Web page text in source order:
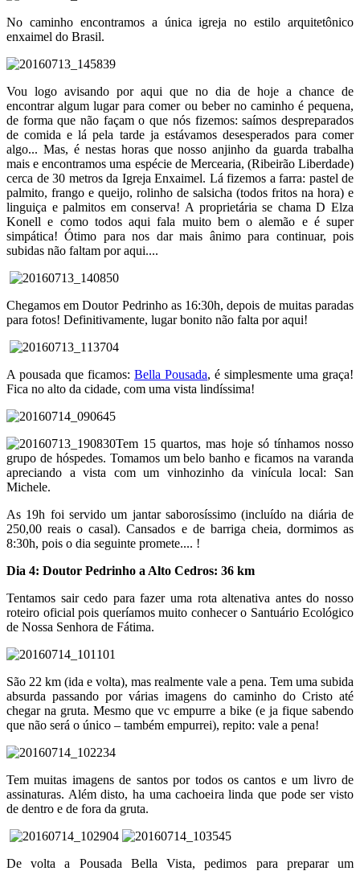
No caminho encontramos a única igreja no estilo arquitetônico
enxaimel do Brasil.
Vou logo avisando por aqui que no dia de hoje a chance de
encontrar algum lugar para comer ou beber no caminho é pequena,
de forma que não façam o que nós fizemos: saímos despreparados
de comida e lá pela tarde ja estávamos desesperados para comer
algo... Mas, é nestas horas que nosso anjinho da guarda trabalha
mais e encontramos uma espécie de Mercearia, (Ribeirão Liberdade)
cerca de 30 metros da Igreja Enxaimel. Lá fizemos a farra: pastel de
palmito, frango e queijo, rolinho de salsicha (todos fritos na hora) e
linguiça e palmitos em conserva! A proprietária se chama D Elza
Konell e como todos aqui fala muito bem o alemão e é super
simpática! Ótimo para nos dar mais ânimo para continuar, pois
subidas não faltam por aqui....
Chegamos em Doutor Pedrinho as 16:30h, depois de muitas paradas
para fotos! Definitivamente, lugar bonito não falta por aqui!
A pousada que ficamos: Bella Pousada, é simplesmente uma graça!
Fica no alto da cidade, com uma vista lindíssima!
Tem 15 quartos, mas hoje só tínhamos nosso
grupo de hóspedes. Tomamos um belo banho e ficamos na varanda
apreciando a vista com um vinhozinho da vinícula local: San
Michele.
As 19h foi servido um jantar saborosíssimo (incluído na diária de
250,00 reais o casal). Cansados e de barriga cheia, dormimos as
8:30h, pois o dia seguinte promete.... !
Dia 4: Doutor Pedrinho a Alto Cedros: 36 km
Tentamos sair cedo para fazer uma rota altenativa antes do nosso
roteiro oficial pois queríamos muito conhecer o Santuário Ecológico
de Nossa Senhora de Fátima.
São 22 km (ida e volta), mas realmente vale a pena. Tem uma subida
absurda passando por várias imagens do caminho do Cristo até
chegar na gruta. Mesmo que vc empurre a bike (e ja fique sabendo
que não será o único – também empurrei), repito: vale a pena!
Tem muitas imagens de santos por todos os cantos e um livro de
assinaturas. Além disto, ha uma cachoeira linda que pode ser visto
de dentro e de fora da gruta.
De volta a Pousada Bella Vista, pedimos para preparar um